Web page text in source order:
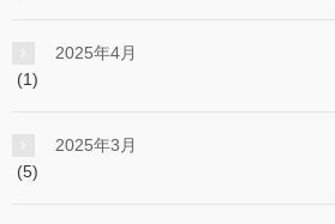
2025年4月
(1)
2025年3月
(5)